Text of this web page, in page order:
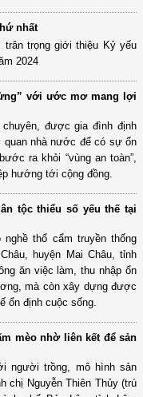
nhất
trân trọng giới thiệu Kỷ yếu
2024
với ước mơ mang lợi
được gia đình định
nhà nước để có sự ổn
ra khỏi “vùng an toàn”,
hướng tới cộng đồng.
tộc thiểu số yếu thế tại
nghề thổ cẩm truyền thống
huyện Mai Châu, tỉnh
ăn việc làm, thu nhập ổn
mà còn xây dựng được
ổn định cuộc sống.
mèo nhờ liên kết để sản
người trồng, mô hình sản
chị Nguyễn Thiên Thủy (trú